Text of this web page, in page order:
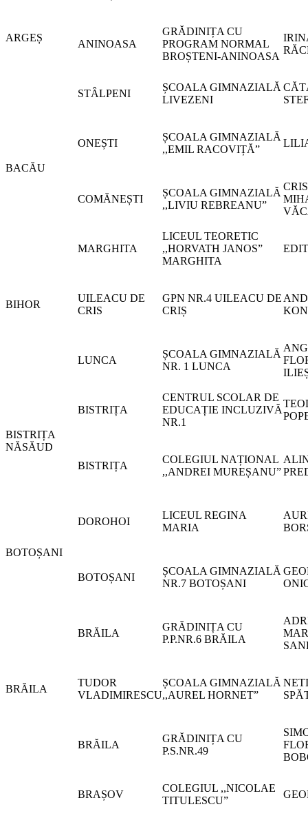
ARGEȘ
ANINOASA
GRĂDINIȚA CU
PROGRAM NORMAL
BROȘTENI-ANINOASA
STÂLPENI
ȘCOALA GIMNAZIALĂ
LIVEZENI
BACĂU
ONEȘTI
ȘCOALA GIMNAZIALĂ
,,EMIL RACOVIȚĂ”
COMĂNEȘTI
ȘCOALA GIMNAZIALĂ
,,LIVIU REBREANU”
BIHOR
MARGHITA
LICEUL TEORETIC
,,HORVATH JANOS”
MARGHITA
UILEACU DE
CRIS
GPN NR.4 UILEACU DE
CRIȘ
LUNCA
ȘCOALA GIMNAZIALĂ
NR. 1 LUNCA
BISTRIȚA
NĂSĂUD
BISTRIȚA
CENTRUL SCOLAR DE
EDUCAȚIE INCLUZIVĂ
NR.1
BISTRIȚA
COLEGIUL NAȚIONAL
,,ANDREI MUREȘANU”
BOTOȘANI
DOROHOI
LICEUL REGINA
MARIA
BOTOȘANI
ȘCOALA GIMNAZIALĂ
NR.7 BOTOȘANI
BRĂILA
BRĂILA
GRĂDINIȚA CU
P.P.NR.6 BRĂILA
TUDOR
VLADIMIRESCU
ȘCOALA GIMNAZIALĂ
,,AUREL HORNET”
NETI
BRĂILA
GRĂDINIȚA CU
P.S.NR.49
BRAȘOV
COLEGIUL ,,NICOLAE
TITULESCU”